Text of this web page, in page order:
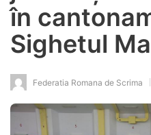
în
Sighetul
Federatia Romana de Scrima